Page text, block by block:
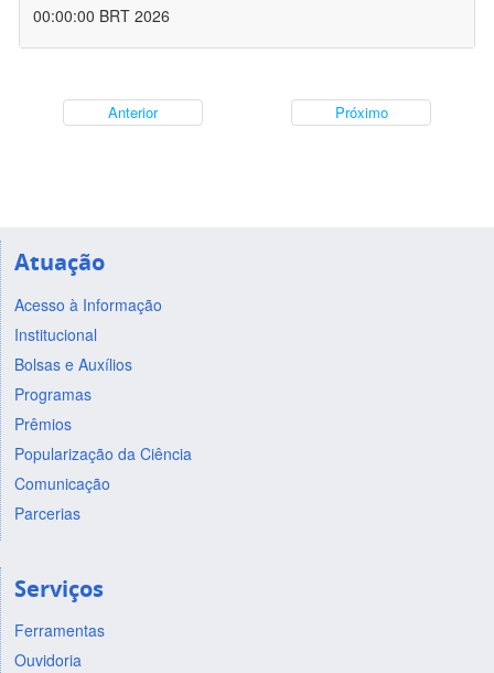
00:00:00 BRT 2026
Anterior Próximo
Atuação
Acesso à Informação
Institucional
Bolsas e Auxílios
Programas
Prêmios
Popularização da Ciência
Comunicação
Parcerias
Serviços
Ferramentas
Ouvidoria